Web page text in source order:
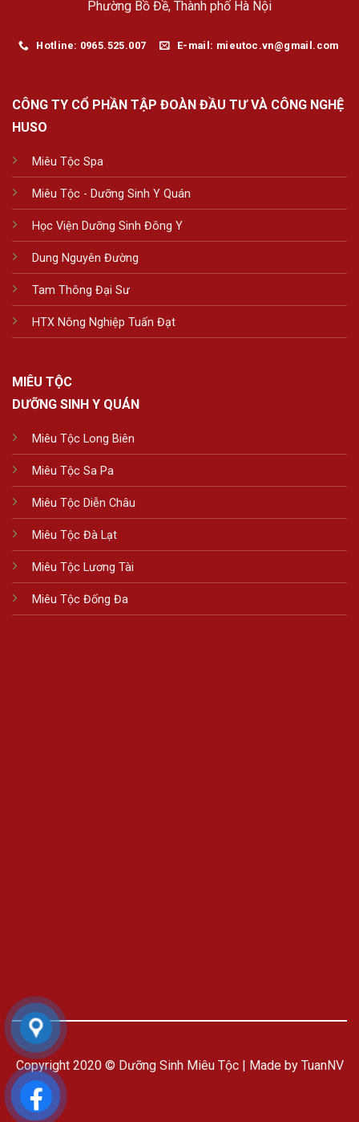
Phường Bồ Đề, Thành phố Hà Nội
Hotline: 0965.525.007 E-mail: mieutoc.vn@gmail.com
CÔNG TY CỔ PHẦN TẬP ĐOÀN ĐẦU TƯ VÀ CÔNG NGHỆ
HUSO
Miêu Tộc Spa
Miêu Tộc - Dưỡng Sinh Y Quán
Học Viện Dưỡng Sinh Đông Y
Dung Nguyên Đường
Tam Thông Đại Sư
HTX Nông Nghiệp Tuấn Đạt
MIÊU TỘC
DƯỠNG SINH Y QUÁN
Miêu Tộc Long Biên
Miêu Tộc Sa Pa
Miêu Tộc Diễn Châu
Miêu Tộc Đà Lạt
Miêu Tộc Lương Tài
Miêu Tộc Đống Đa
Copyright 2020 © Dưỡng Sinh Miêu Tộc | Made by TuanNV